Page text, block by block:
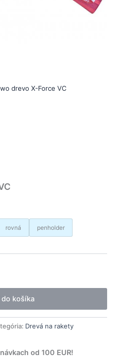
drevo X-Force VC
rovná penholder
košíka
Drevá na rakety
od 100 EUR!